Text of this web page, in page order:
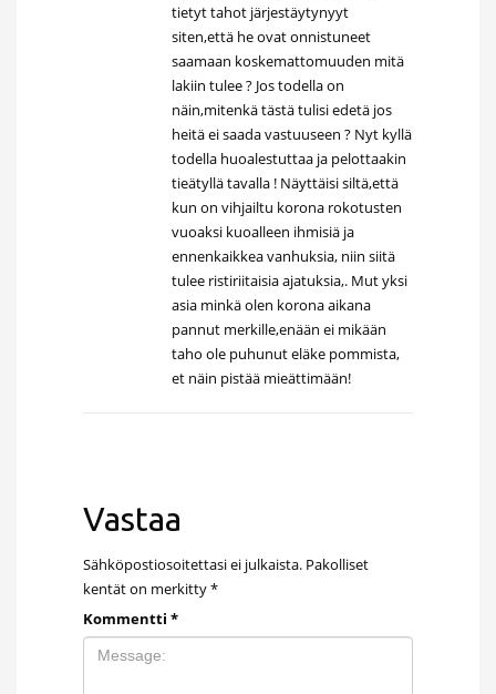
tietyt tahot järjestäytynyyt
siten,että he ovat onnistuneet
saamaan koskemattomuuden mitä
lakiin tulee ? Jos todella on
näin,mitenkä tästä tulisi edetä jos
heitä ei saada vastuuseen ? Nyt kyllä
todella huoalestuttaa ja pelottaakin
tieätyllä tavalla ! Näyttäisi siltä,että
kun on vihjailtu korona rokotusten
vuoaksi kuoalleen ihmisiä ja
ennenkaikkea vanhuksia, niin siitä
tulee ristiriitaisia ajatuksia,. Mut yksi
asia minkä olen korona aikana
pannut merkille,enään ei mikään
taho ole puhunut eläke pommista,
et näin pistää mieättimään!
Vastaa
Sähköpostiosoitettasi ei julkaista. Pakolliset
kentät on merkitty*
Kommentti *